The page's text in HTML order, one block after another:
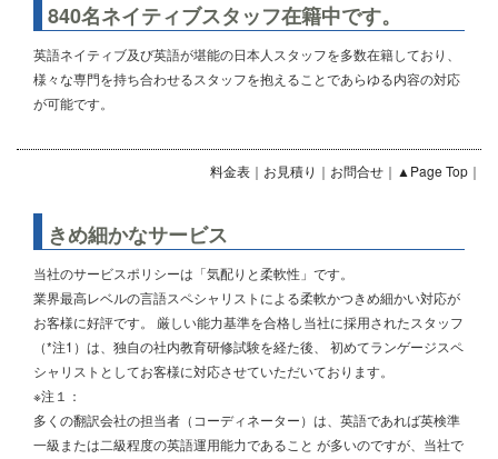
840名ネイティブスタッフ在籍中です。
英語ネイティブ及び英語が堪能の日本人スタッフを多数在籍しており、
様々な専門を持ち合わせるスタッフを抱えることであらゆる内容の対応
が可能です。
料金表 ｜ お見積り ｜ お問合せ ｜ ▲Page Top ｜
きめ細かなサービス
当社のサービスポリシーは「気配りと柔軟性」です。
業界最高レベルの言語スペシャリストによる柔軟かつきめ細かい対応が
お客様に好評です。 厳しい能力基準を合格し当社に採用されたスタッフ
（*注1）は、独自の社内教育研修試験を経た後、 初めてランゲージスペ
シャリストとしてお客様に対応させていただいております。
※注１：
多くの翻訳会社の担当者（コーディネーター）は、英語であれば英検準
一級または二級程度の英語運用能力であること が多いのですが、当社で